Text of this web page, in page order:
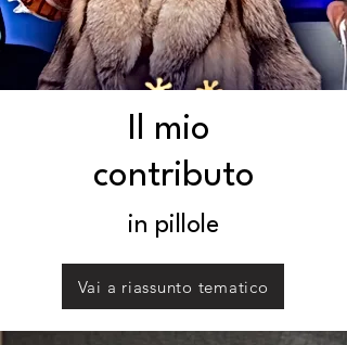
Il mio
contributo
in pillole
Vai a riassunto tematico